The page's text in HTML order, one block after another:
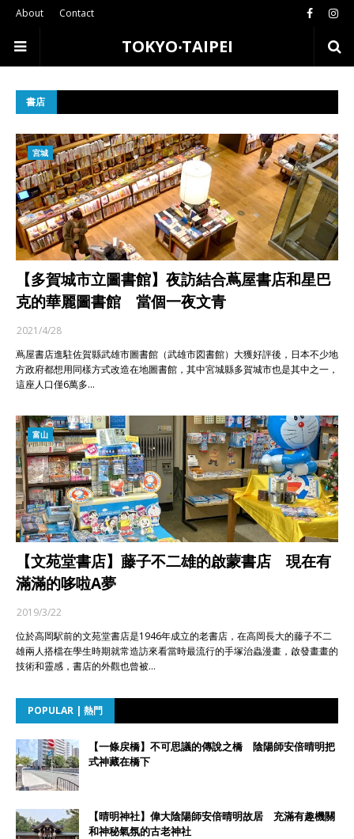
About Contact
TOKYO‧TAIPEI
書店
宮城
【多賀城市立圖書館】夜訪結合蔦屋書店和星巴
克的華麗圖書館 當個一夜文青
2021/4/28
蔦屋書店進駐佐賀縣武雄市圖書館（武雄市図書館）大獲好評後，日本不少地
方政府都想用同樣方式改造在地圖書館，其中宮城縣多賀城市也是其中之一，
這座人口僅6萬多…
富山
【文苑堂書店】藤子不二雄的啟蒙書店 現在有
滿滿的哆啦A夢
2019/3/22
位於高岡駅前的文苑堂書店是1946年成立的老書店，在高岡長大的藤子不二
雄兩人搭檔在學生時期就常造訪來看當時最流行的手塚治蟲漫畫，啟發畫畫的
技術和靈感，書店的外觀也曾被…
POPULAR | 熱門
【一條戻橋】不可思議的傳說之橋 陰陽師安倍晴明把
式神藏在橋下
【晴明神社】偉大陰陽師安倍晴明故居 充滿有趣機關
和神秘氣氛的古老神社